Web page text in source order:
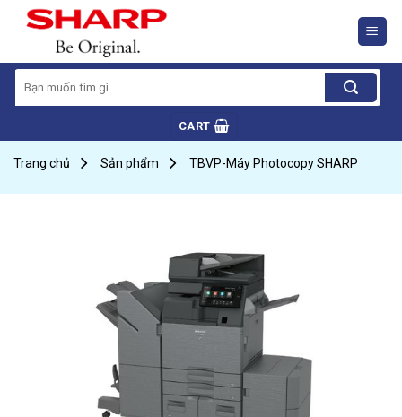
Skip
for:
CART
Trang chủ Sản phẩm TBVP-Máy Photocopy SHARP